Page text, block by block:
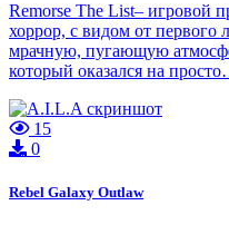
Remorse The List– игровой
хоррор, с видом от первого
мрачную, пугающую
который оказался на
15
0
Rebel Galaxy Outlaw